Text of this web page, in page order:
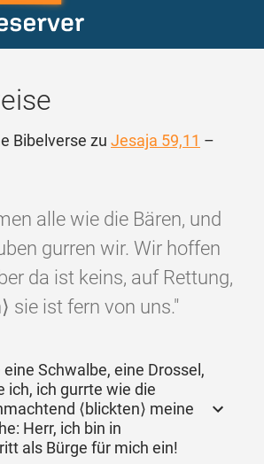
Bibelverse zu Jesaja 59,11 –
alle wie die Bären, und
gurren wir. Wir hoffen
da ist keins, auf Rettung,
sie ist fern von uns."
eine Schwalbe, eine Drossel,
ich, ich gurrte wie die
⟨blickten⟩ meine
Herr, ich bin in
als Bürge für mich ein!